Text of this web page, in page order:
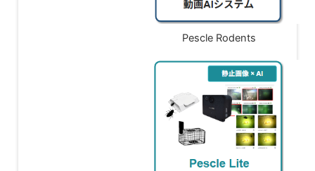
Pescle Rodents